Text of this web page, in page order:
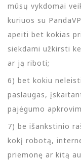
mūsų vykdomai
kuriuos su
apeiti bet kokias
siekdami užkirsti
ar ją riboti;
6) bet kokiu
paslaugas,
pajėgumo
7) be išankstinio
kokį robotą,
priemonę ar kitą